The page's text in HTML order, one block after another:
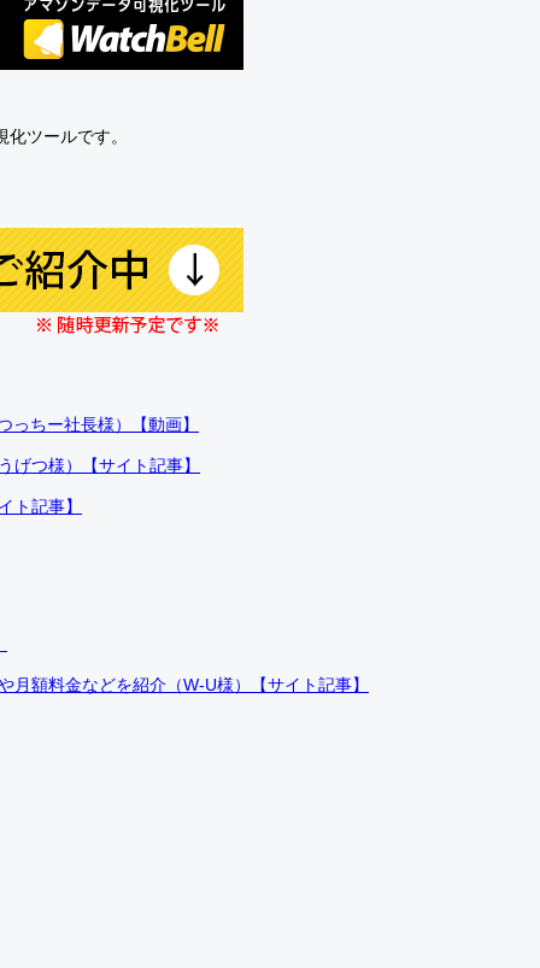
ツールです。
ちー社長様）【動画】
げつ様）【サイト記事】
ト記事】
額料金などを紹介（W-U様）【サイト記事】